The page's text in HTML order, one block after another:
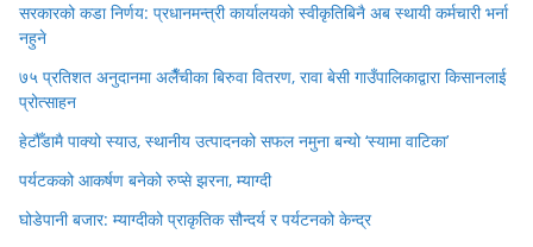
सरकारको कडा निर्णय: प्रधानमन्त्री कार्यालयको स्वीकृतिबिनै अब स्थायी कर्मचारी भर्ना
नहुने
७५ प्रतिशत अनुदानमा अलैँचीका बिरुवा वितरण, रावा बेसी गाउँपालिकाद्वारा किसानलाई
प्रोत्साहन
हेटौँडामै पाक्यो स्याउ, स्थानीय उत्पादनको सफल नमुना बन्यो ‘स्यामा वाटिका’
पर्यटकको आकर्षण बनेको रुप्से झरना, म्याग्दी
घोडेपानी बजार: म्याग्दीको प्राकृतिक सौन्दर्य र पर्यटनको केन्द्र